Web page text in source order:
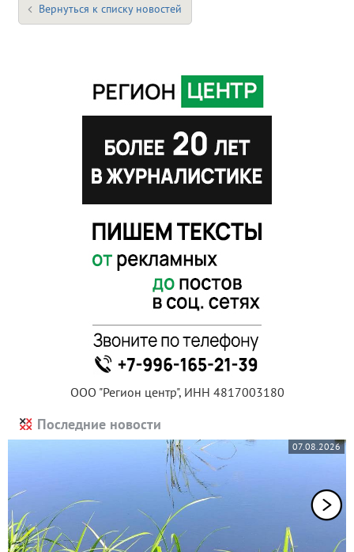
Вернуться к списку новостей
ООО "Регион центр", ИНН 4817003180
Последние новости
07.08.2026